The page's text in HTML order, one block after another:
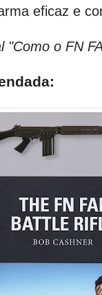
eficaz e
"Como o FN